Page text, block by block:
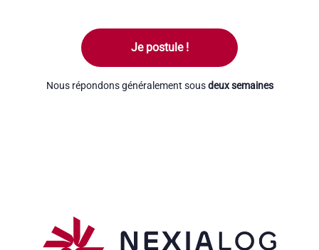
Je postule !
Nous répondons généralement sousdeux semaines